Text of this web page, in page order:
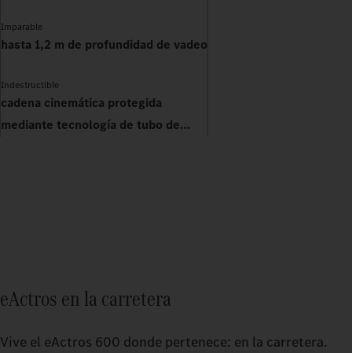
Imparable
hasta 1,2 m de profundidad de vadeo
Indestructible
cadena cinemática protegida
mediante tecnología de tubo de
eActros en la carretera
Vive el eActros 600 donde pertenece: en la carretera.